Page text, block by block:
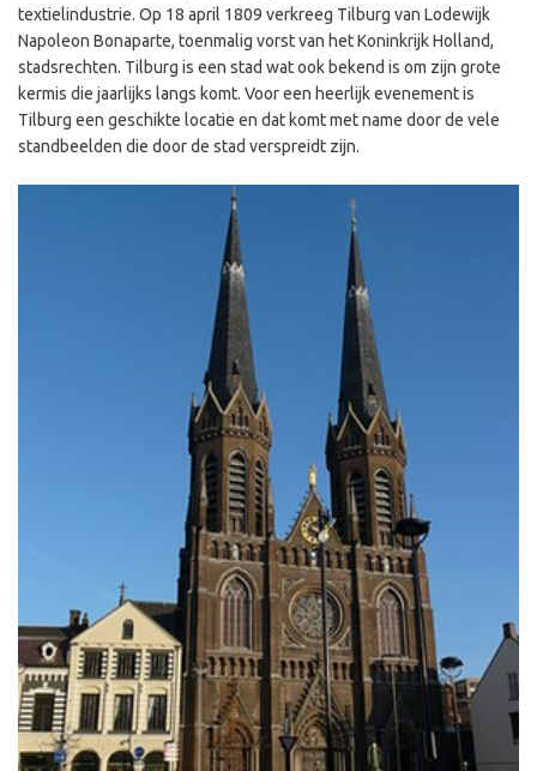
textielindustrie. Op 18 april 1809 verkreeg Tilburg van Lodewijk
Napoleon Bonaparte, toenmalig vorst van het Koninkrijk Holland,
stadsrechten. Tilburg is een stad wat ook bekend is om zijn grote
kermis die jaarlijks langs komt. Voor een heerlijk evenement is
Tilburg een geschikte locatie en dat komt met name door de vele
standbeelden die door de stad verspreidt zijn.